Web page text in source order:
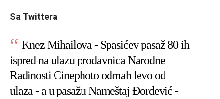
Sa Twittera
Knez Mihailova - Spasićev pasaž 80 ih
ispred na ulazu prodavnica Narodne
Radinosti Cinephoto odmah levo od
ulaza - a u pasažu Nameštaj Đorđević -